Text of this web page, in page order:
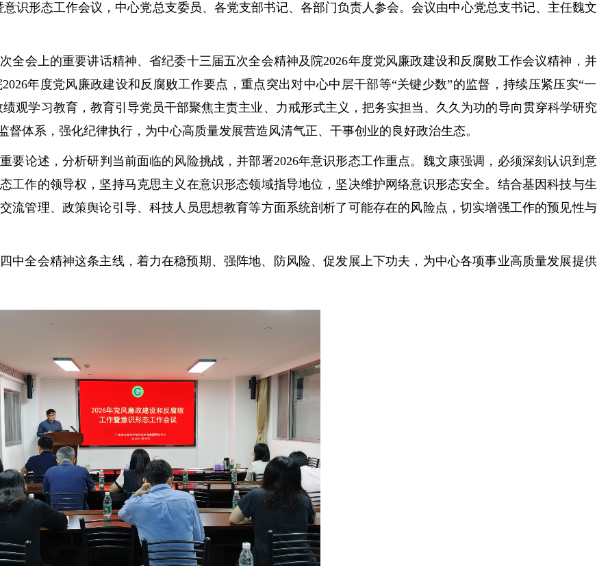
形态工作会议，中心党总支委员、各党支部书记、各部门负责人参会。会议由中心党总支书记、主任魏
会上的重要讲话精神、省纪委十三届五次全会精神及院2026年度党风廉政建设和反腐败工作会议精神，
年度党风廉政建设和反腐败工作要点，重点突出对中心中层干部等“关键少数”的监督，持续压紧压实“
观学习教育，教育引导党员干部聚焦主责主业、力戒形式主义，把务实担当、久久为功的导向贯穿科学研
体系，强化纪律执行，为中心高质量发展营造风清气正、干事创业的良好政治生态。
论述，分析研判当前面临的风险挑战，并部署2026年意识形态工作重点。魏文康强调，必须深刻认识到
工作的领导权，坚持马克思主义在意识形态领域指导地位，坚决维护网络意识形态安全。结合基因科技与
流管理、政策舆论引导、科技人员思想教育等方面系统剖析了可能存在的风险点，切实增强工作的预见性
全会精神这条主线，着力在稳预期、强阵地、防风险、促发展上下功夫，为中心各项事业高质量发展提